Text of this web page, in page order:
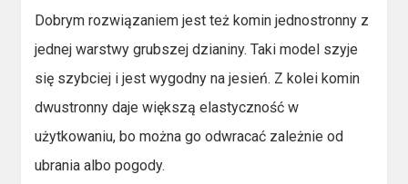
Dobrym rozwiązaniem jest też komin jednostronny z
jednej warstwy grubszej dzianiny. Taki model szyje
się szybciej i jest wygodny na jesień. Z kolei komin
dwustronny daje większą elastyczność w
użytkowaniu, bo można go odwracać zależnie od
ubrania albo pogody.